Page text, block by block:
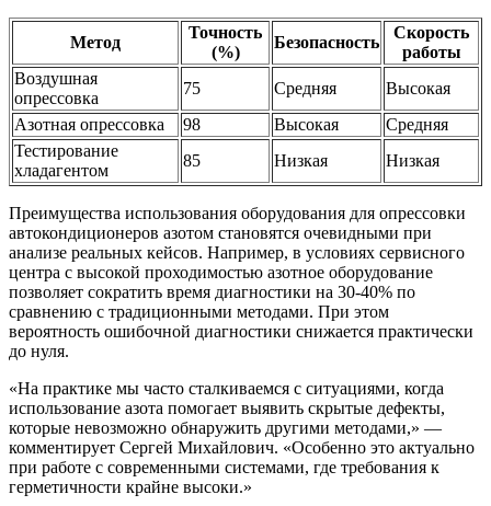
Метод
Точность
(%)
Безопасность
Скорость
работы
Воздушная
опрессовка
75 Средняя
Высокая
Азотная опрессовка
98 Высокая
Средняя
Тестирование
хладагентом
85 Низкая Низкая
Преимущества использования оборудования для опрессовки
автокондиционеров азотом становятся очевидными при
анализе реальных кейсов. Например, в условиях сервисного
центра с высокой проходимостью азотное оборудование
позволяет сократить время диагностики на 30-40% по
сравнению с традиционными методами. При этом
вероятность ошибочной диагностики снижается практически
до нуля.
«На практике мы часто сталкиваемся с ситуациями, когда
использование азота помогает выявить скрытые дефекты,
которые невозможно обнаружить другими методами,» —
комментирует Сергей Михайлович. «Особенно это актуально
при работе с современными системами, где требования к
герметичности крайне высоки.»